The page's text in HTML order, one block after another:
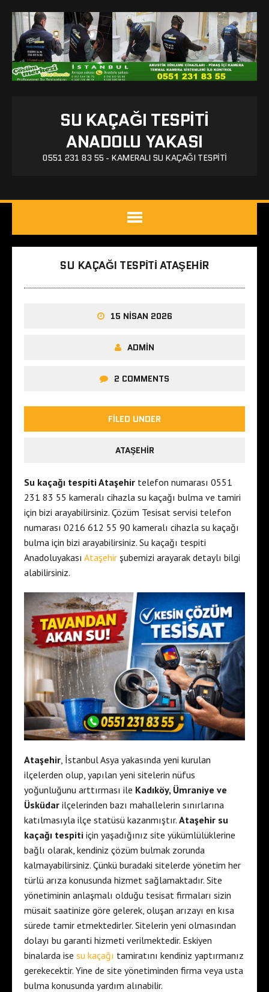
SU KAÇAĞI TESPITI
ANADOLU YAKASI
0551 231 83 55 - KAMERALI SU KAÇAĞI TESPITI
SU KAÇAĞI TESPITI ATAŞEHIR
15 NISAN 2026
ADMIN
2 COMMENTS
FILED UNDER
ATAŞEHIR
Su kaçağı tespiti Ataşehir telefon numarası 0551
231 83 55 kameralı cihazla su kaçağı bulma ve tamiri
için bizi arayabilirsiniz. Çözüm Tesisat servisi telefon
numarası 0216 612 55 90 kameralı cihazla su kaçağı
bulma için bizi arayabilirsiniz. Su kaçağı tespiti
Anadoluyakası Ataşehir şubemizi arayarak detaylı bilgi
alabilirsiniz.
Ataşehir , İstanbul Asya yakasında yeni kurulan
ilçelerden olup, yapılan yeni sitelerin nüfus
yoğunluğunu arttırması ile Kadıköy, Ümraniye ve
Üsküdar ilçelerinden bazı mahallelerin sınırlarına
katılmasıyla ilçe statüsü kazanmıştır. Ataşehir su
kaçağı tespiti için yaşadığınız site yükümlülüklerine
bağlı olarak, kendiniz çözüm bulmak zorunda
kalmayabilirsiniz. Çünkü buradaki sitelerde yönetim her
türlü arıza konusunda hizmet sağlamaktadır. Site
yönetiminin anlaşmalı olduğu tesisat firmaları sizin
müsait saatinize göre gelerek, oluşan arızayı en kısa
sürede tamir etmektedirler. Sitelerin yeni olmasından
dolayı bu garanti hizmeti verilmektedir. Eskiyen
binalarda ise su kaçağı tamiratını kendiniz yaptırmanız
gerekecektir. Yine de site yönetiminden firma veya usta
bulma konusunda yardım alınabilir.